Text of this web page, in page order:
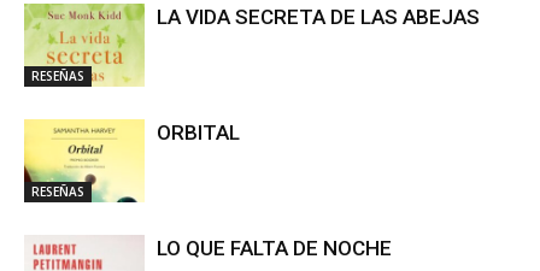
RESEÑAS
LA VIDA SECRETA DE LAS ABEJAS
RESEÑAS
ORBITAL
LO QUE FALTA DE NOCHE